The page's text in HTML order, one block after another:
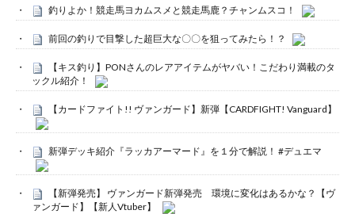
釣りよか！競走馬ヨカムスメと競走馬鹿？チャンムスコ！
前回の釣りで目撃した超巨大な〇〇を狙ってみたら！？
【キス釣り】PONさんのレアアイテムがヤバい！こだわり満載のタ
ックル紹介！
【カードファイト!! ヴァンガード】新弾【CARDFIGHT! Vanguard】
新弾デッキ紹介『ラッカアーマード』を１分で解説！ #デュエマ
【新弾発売】 ヴァンガード新弾発売 環境に変化はあるかな？【ヴ
ァンガード】【新人Vtuber】